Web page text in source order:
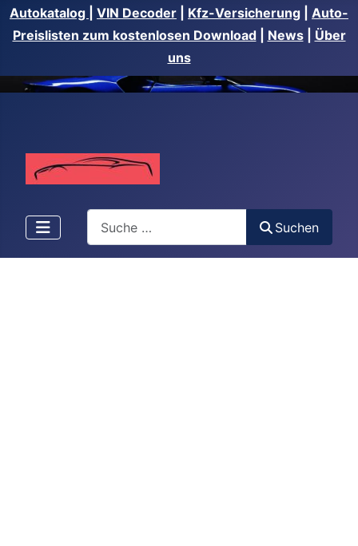
Autokatalog VIN Decoder Kfz-Versicherung
Auto-
Preislisten zum kostenlosen Download| News| Über
uns
Suchen